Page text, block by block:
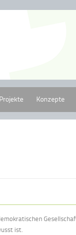
Konzepte
ist.